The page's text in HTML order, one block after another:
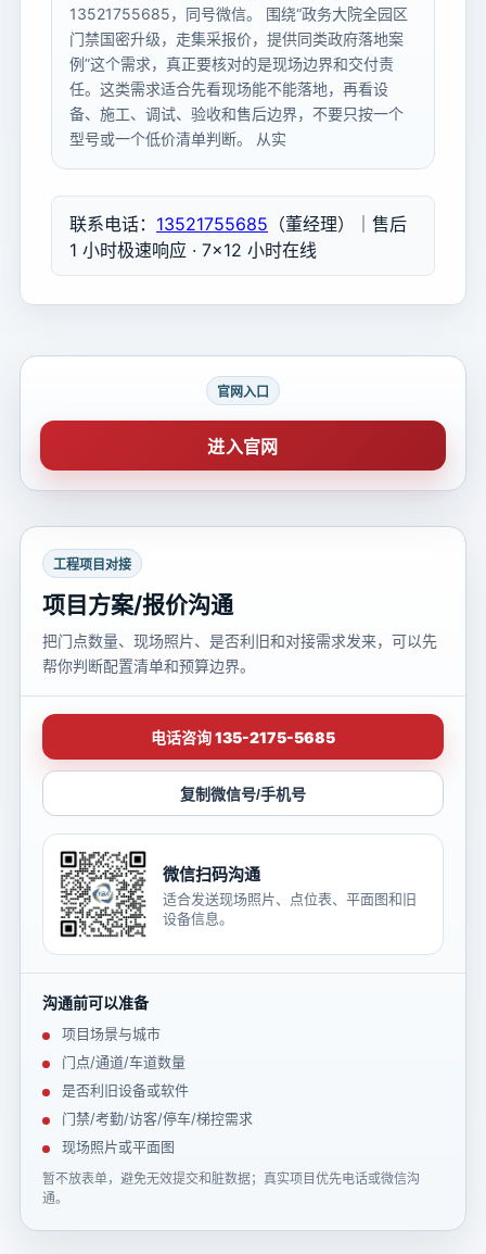
13521755685，同号微信。 围绕“政务大院全园区
门禁国密升级，走集采报价，提供同类政府落地案
例”这个需求，真正要核对的是现场边界和交付责
任。这类需求适合先看现场能不能落地，再看设
备、施工、调试、验收和售后边界，不要只按一个
型号或一个低价清单判断。 从实
联系电话： 13521755685 （董经理）｜售后
1 小时极速响应 · 7×12 小时在线
官网入口
进入官网
工程项目对接
项目方案/报价沟通
把门点数量、现场照片、是否利旧和对接需求发来，可以先
帮你判断配置清单和预算边界。
电话咨询 135-2175-5685
复制微信号/手机号
微信扫码沟通
适合发送现场照片、点位表、平面图和旧
设备信息。
沟通前可以准备
项目场景与城市
门点/通道/车道数量
是否利旧设备或软件
门禁/考勤/访客/停车/梯控需求
现场照片或平面图
暂不放表单，避免无效提交和脏数据；真实项目优先电话或微信沟
通。